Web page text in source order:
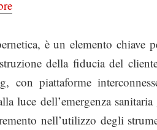
è un elemento chiave
della fiducia del
con piattaforme
luce dell’emergenza
nell’utilizzo degli